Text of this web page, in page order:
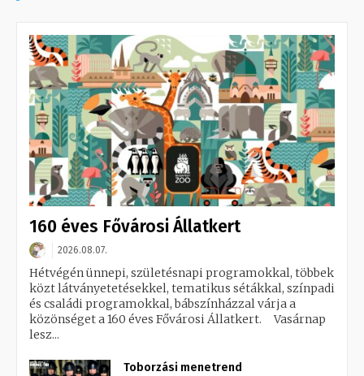
160 éves Fővárosi Állatkert
2026.08.07.
Hétvégén ünnepi, születésnapi programokkal, többek
közt látványetetésekkel, tematikus sétákkal, színpadi
és családi programokkal, bábszínházzal várja a
közönséget a 160 éves Fővárosi Állatkert. Vasárnap
lesz...
Toborzási menetrend